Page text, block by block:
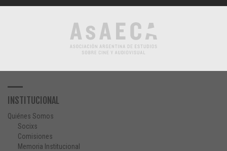
INSTITUCIONAL
Quiénes Somos
Socixs
Comisiones
Memoria Institucional